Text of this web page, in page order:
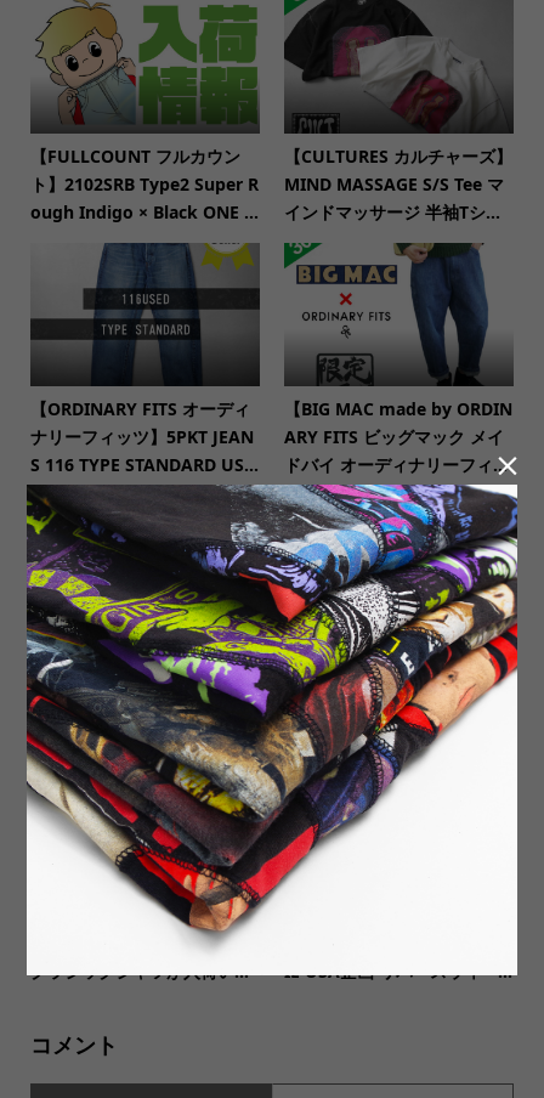
【FULLCOUNT フルカウン
ト】2102SRB Type2 Super R
ough Indigo × Black ONE ...
【CULTURES カルチャーズ】
MIND MASSAGE S/S Tee マ
インドマッサージ 半袖Tシ...
【ORDINARY FITS オーディ
ナリーフィッツ】5PKT JEAN
S 116 TYPE STANDARD US...
【BIG MAC made by ORDIN
ARY FITS ビッグマック メイ
ドバイ オーディナリーフィ...
【VANS ヴァンズ】Og Auth
entic LX LOGOCHECKPURP
LE/REDオージーオーセンテ...
【MUSIC Tee(ミュージック
ティー)】NIRVANA YELLOW
SMILEY RAGLAN ニルヴァ...
【ämne アンヌ】GABARDIN
E classic shirts ギャバジン
クラシックシャツが入荷い...
IE USA企画 リバースウィー...
コメント
